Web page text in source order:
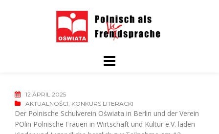
12 APRIL 2025
AKTUALNOŚCI, KONKURS LITERACKI
Der Polnische Schulverein Oświata in Berlin und der Verein
POlin Polnische Frauen in Wirtschaft und Kultur e.V. laden